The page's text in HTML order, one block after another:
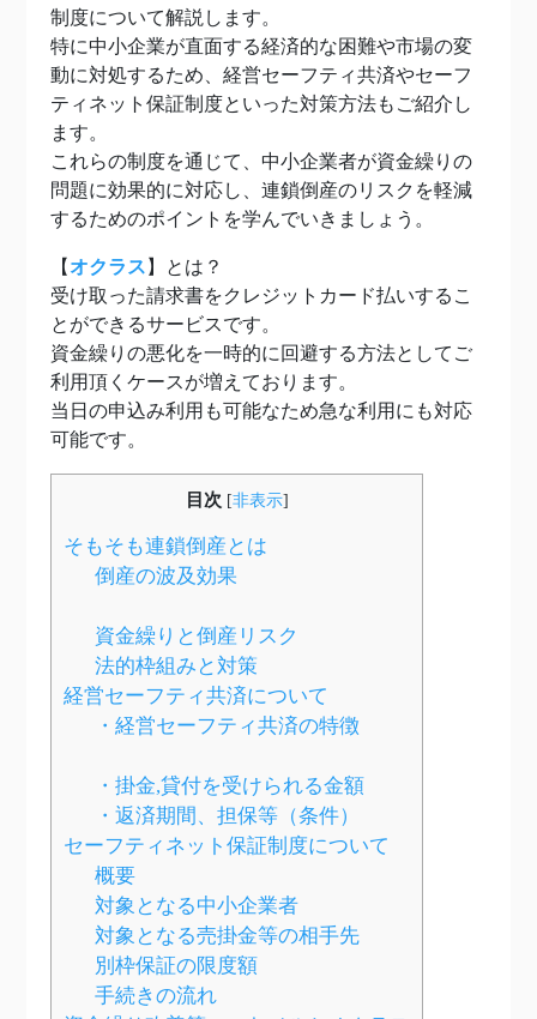
制度について解説します。
特に中小企業が直面する経済的な困難や市場の変
動に対処するため、経営セーフティ共済やセーフ
ティネット保証制度といった対策方法もご紹介し
ます。
これらの制度を通じて、中小企業者が資金繰りの
問題に効果的に対応し、連鎖倒産のリスクを軽減
するためのポイントを学んでいきましょう。
【 オクラス 】とは？
受け取った請求書をクレジットカード払いするこ
とができるサービスです。
資金繰りの悪化を一時的に回避する方法としてご
利用頂くケースが増えております。
当日の申込み利用も可能なため急な利用にも対応
可能です。
目次 [非表示]
そもそも連鎖倒産とは
倒産の波及効果
資金繰りと倒産リスク
法的枠組みと対策
経営セーフティ共済について
・経営セーフティ共済の特徴
・掛金,貸付を受けられる金額
・返済期間、担保等（条件）
セーフティネット保証制度について
概要
対象となる中小企業者
対象となる売掛金等の相手先
別枠保証の限度額
手続きの流れ